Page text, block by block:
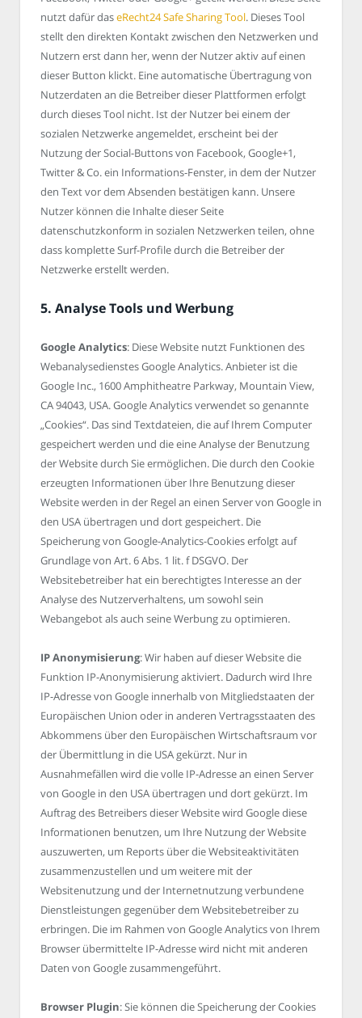
nutzt dafür daseRecht24 Safe Sharing Tool. Dieses Tool
stellt den direkten Kontakt zwischen den Netzwerken und
Nutzern erst dann her, wenn der Nutzer aktiv auf einen
dieser Button klickt. Eine automatische Übertragung von
Nutzerdaten an die Betreiber dieser Plattformen erfolgt
durch dieses Tool nicht. Ist der Nutzer bei einem der
sozialen Netzwerke angemeldet, erscheint bei der
Nutzung der Social-Buttons von Facebook, Google+1,
Twitter & Co. ein Informations-Fenster, in dem der Nutzer
den Text vor dem Absenden bestätigen kann. Unsere
Nutzer können die Inhalte dieser Seite
datenschutzkonform in sozialen Netzwerken teilen, ohne
dass komplette Surf-Profile durch die Betreiber der
Netzwerke erstellt werden.
5. Analyse Tools und Werbung
Google Analytics: Diese Website nutzt Funktionen des
Webanalysedienstes Google Analytics. Anbieter ist die
Google Inc., 1600 Amphitheatre Parkway, Mountain View,
CA 94043, USA. Google Analytics verwendet so genannte
„Cookies“. Das sind Textdateien, die auf Ihrem Computer
gespeichert werden und die eine Analyse der Benutzung
der Website durch Sie ermöglichen. Die durch den Cookie
erzeugten Informationen über Ihre Benutzung dieser
Website werden in der Regel an einen Server von Google in
den USA übertragen und dort gespeichert. Die
Speicherung von Google-Analytics-Cookies erfolgt auf
Grundlage von Art. 6 Abs. 1 lit. f DSGVO. Der
Websitebetreiber hat ein berechtigtes Interesse an der
Analyse des Nutzerverhaltens, um sowohl sein
Webangebot als auch seine Werbung zu optimieren.
IP Anonymisierung: Wir haben auf dieser Website die
Funktion IP-Anonymisierung aktiviert. Dadurch wird Ihre
IP-Adresse von Google innerhalb von Mitgliedstaaten der
Europäischen Union oder in anderen Vertragsstaaten des
Abkommens über den Europäischen Wirtschaftsraum vor
der Übermittlung in die USA gekürzt. Nur in
Ausnahmefällen wird die volle IP-Adresse an einen Server
von Google in den USA übertragen und dort gekürzt. Im
Auftrag des Betreibers dieser Website wird Google diese
Informationen benutzen, um Ihre Nutzung der Website
auszuwerten, um Reports über die Websiteaktivitäten
zusammenzustellen und um weitere mit der
Websitenutzung und der Internetnutzung verbundene
Dienstleistungen gegenüber dem Websitebetreiber zu
erbringen. Die im Rahmen von Google Analytics von Ihrem
Browser übermittelte IP-Adresse wird nicht mit anderen
Daten von Google zusammengeführt.
Browser Plugin: Sie können die Speicherung der Cookies